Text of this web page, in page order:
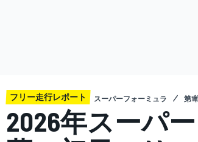
フリー走行レポート スーパーフォーミュラ 第1
2026年スーパ